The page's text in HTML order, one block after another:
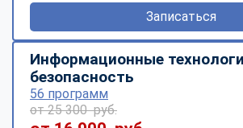
Записаться
Информационные
безопасность
56 программ
от 25 300 руб.